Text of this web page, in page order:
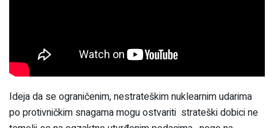
Ideja da se ograničenim, nestrateškim nuklearnim udarima
po protivničkim snagama mogu ostvariti strateški dobici ne